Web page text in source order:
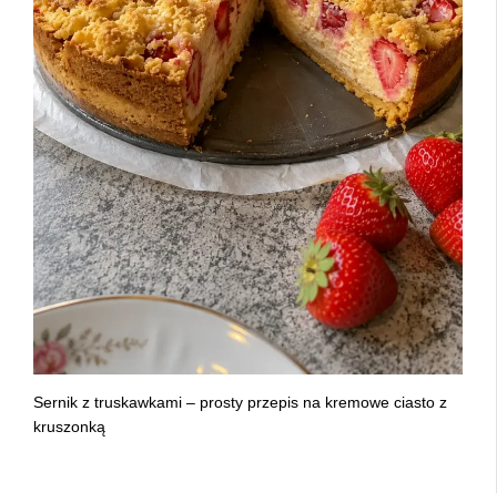
Sernik z truskawkami – prosty przepis na kremowe ciasto z
kruszonką